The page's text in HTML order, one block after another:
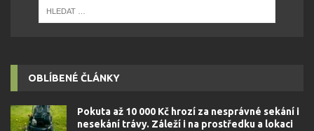
OBLÍBENÉ ČLÁNKY
Pokuta až 10 000 Kč hrozí za nesprávné sekání i
nesekání trávy. Záleží i na prostředku a lokaci